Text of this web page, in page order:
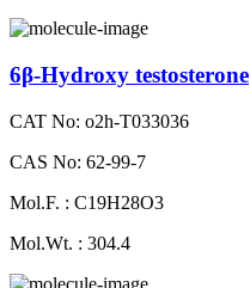
6β-Hydroxy testosterone
CAT No: o2h-T033036
CAS No: 62-99-7
Mol.F. : C19H28O3
Mol.Wt. : 304.4